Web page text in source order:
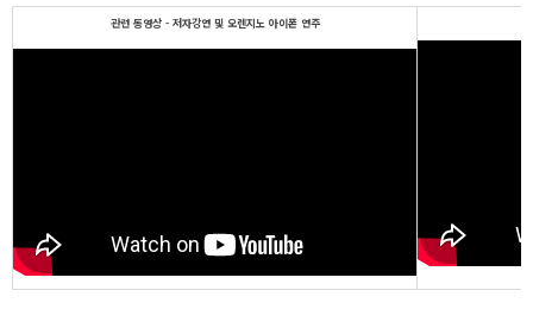
관련 동영상 - 저자강연 및 오렌지노 아이폰 연주